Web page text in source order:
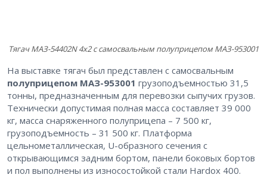
Тягач МАЗ-54402N 4х2 с самосвальным полуприцепом МАЗ-953001
На выставке тягач был представлен с самосвальным
полуприцепом МАЗ-953001 грузоподъемностью 31,5
тонны, предназначенным для перевозки сыпучих грузов.
Технически допустимая полная масса составляет 39 000
кг, масса снаряженного полуприцепа – 7 500 кг,
грузоподъемность – 31 500 кг. Платформа
цельнометаллическая, U-образного сечения с
открывающимся задним бортом, панели боковых бортов
и пол выполнены из износоcтойкой стали Hardox 400.